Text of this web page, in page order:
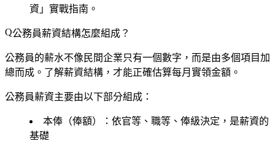
資」實戰指南。
公務員薪資結構怎麼組成？
公務員的薪水不像民間企業只有一個數字，而是由多個項目加
總而成。了解薪資結構，才能正確估算每月實領金額。
公務員薪資主要由以下部分組成：
本俸（俸額）
：依官等、職等、俸級決定，是薪資的
基礎